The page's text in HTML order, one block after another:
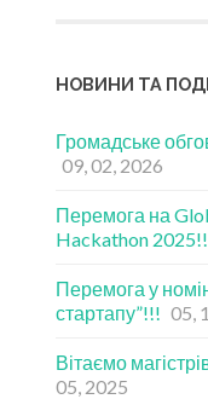
НОВИНИ ТА
Громадське
09, 02, 2026
Перемога на
Hackathon
Перемога у
стартапу”!!! 05,
Вітаємо
05, 2025